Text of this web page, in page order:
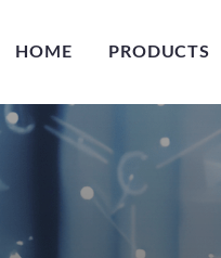
HOME PRODUCTS